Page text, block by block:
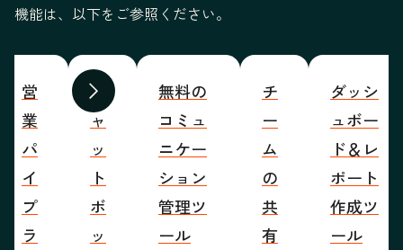
機能は、以下をご参照ください。
前へ 次へ
営
業
パ
イ
プ
ラ
チ
ャ
ッ
ト
ボ
ッ
無料の
コミュ
ニケー
ション
管理ツ
ール
チ
ー
ム
の
共
有
ダッシ
ュボー
ド＆レ
ポート
作成ツ
ール